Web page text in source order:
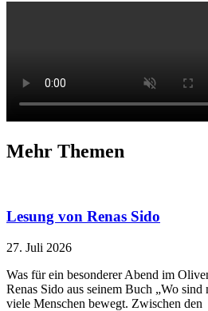
Mehr Themen
Lesung von Renas Sido
27. Juli 2026
Was für ein besonderer Abend im
Renas Sido aus seinem Buch „Wo sind
viele Menschen bewegt. Zwischen den